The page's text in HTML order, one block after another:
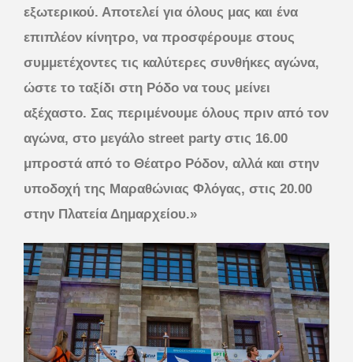
εξωτερικού. Αποτελεί για όλους μας και ένα
επιπλέον κίνητρο, να προσφέρουμε στους
συμμετέχοντες τις καλύτερες συνθήκες αγώνα,
ώστε το ταξίδι στη Ρόδο να τους μείνει
αξέχαστο. Σας περιμένουμε όλους πριν από τον
αγώνα, στο μεγάλο street party στις 16.00
μπροστά από το Θέατρο Ρόδον, αλλά και στην
υποδοχή της Μαραθώνιας Φλόγας, στις 20.00
στην Πλατεία Δημαρχείου.»